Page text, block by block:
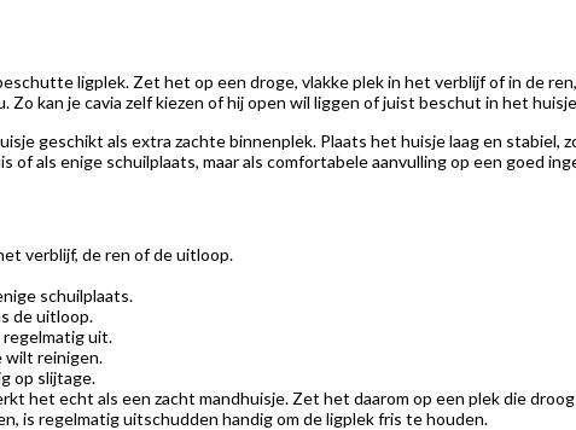
ligplek. Zet het op een droge, vlakke plek in het verblijf of in de
Zo kan je cavia zelf kiezen of hij open wil liggen of juist beschut in het
geschikt als extra zachte binnenplek. Plaats het huisje laag en stabiel,
als enige schuilplaats, maar als comfortabele aanvulling op een goed
verblijf, de ren of de uitloop.
schuilplaats.
de uitloop.
regelmatig uit.
wilt reinigen.
op slijtage.
het echt als een zacht mandhuisje. Zet het daarom op een plek die
is regelmatig uitschudden handig om de ligplek fris te houden.